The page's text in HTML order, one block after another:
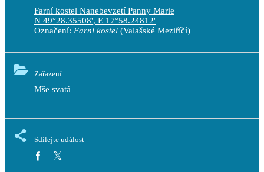
Farní kostel Nanebevzetí Panny Marie
N 49°28.35508', E 17°58.24812'
Označení: Farní kostel (Valašské Meziříčí)
Zařazení
Mše svatá
Sdílejte událost